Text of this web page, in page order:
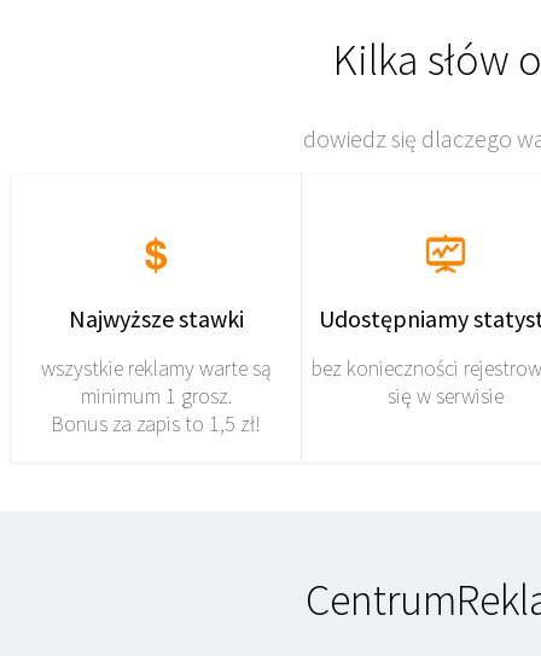
Kilka słów
dowiedz się dlaczego
Najwyższe stawki
wszystkie reklamy warte są
minimum 1 grosz.
Bonus za zapis to 1,5 zł!
Udostępniamy
bez konieczności
się w serwisie